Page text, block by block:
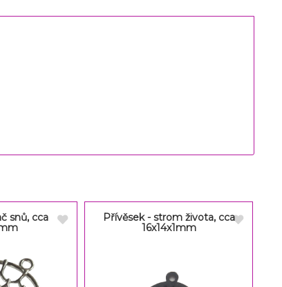
snů, cca
Přívěsek - strom života, cca
16x14x1mm